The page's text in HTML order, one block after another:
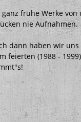
frühe Werke
nie Aufnahmen.
dann haben wir uns
(1988 -